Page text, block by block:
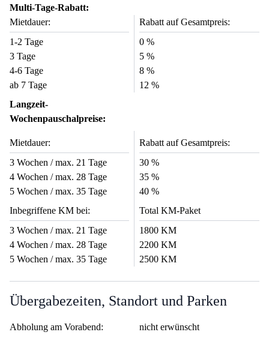
Multi-Tage-Rabatt:
Mietdauer:
Rabatt auf Gesamtpreis:
1-2 Tage
0 %
3 Tage
5 %
4-6 Tage
8 %
ab 7 Tage
12 %
Langzeit-
Wochenpauschalpreise:
Mietdauer:
Rabatt auf Gesamtpreis:
3 Wochen / max. 21 Tage
30 %
4 Wochen / max. 28 Tage
35 %
5 Wochen / max. 35 Tage
40 %
Inbegriffene KM bei:
Total KM-Paket
3 Wochen / max. 21 Tage
1800 KM
4 Wochen / max. 28 Tage
2200 KM
5 Wochen / max. 35 Tage
2500 KM
Übergabezeiten, Standort und Parken
Abholung am Vorabend: nicht erwünscht